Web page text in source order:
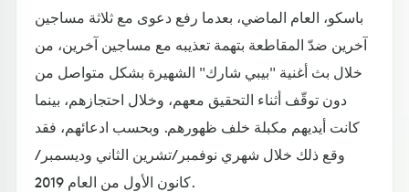
باسكو، العام الماضي، بعدما رفع دعوى مع ثلاثة مساجين
آخرين ضدّ المقاطعة بتهمة تعذيبه مع مساجين آخرين، من
خلال بث أغنية "بيبي شارك" الشهيرة بشكل متواصل من
دون توقّف أثناء التحقيق معهم، وخلال احتجازهم، بينما
كانت أيديهم مكبلة خلف ظهورهم. وبحسب ادعائهم، فقد
وقع ذلك خلال شهري نوفمبر/تشرين الثاني وديسمبر/
كانون الأول من العام 2019.